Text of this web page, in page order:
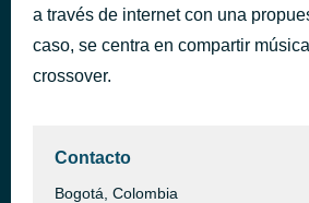
Cali pachanguero
Grupo Niche
Sere Yo
Zion y Lennox
a través de internet con una
caso, se centra en compartir
crossover.
Contacto
Bogotá, Colombia